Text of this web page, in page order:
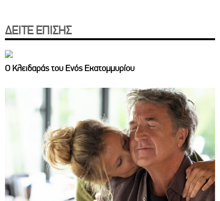
ΔΕΙΤΕ ΕΠΙΣΗΣ
Ο Κλειδαράς του Ενός Εκατομμυρίου